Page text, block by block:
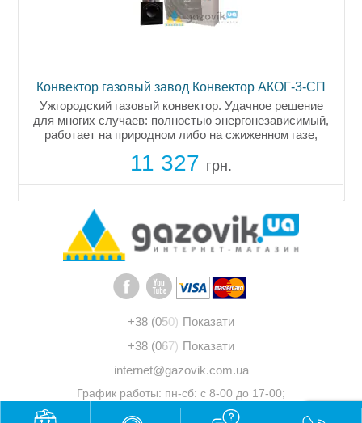
Конвектор газовый завод Конвектор АКОГ-3-СП
Ужгородский газовый конвектор. Удачное решение
для многих случаев: полностью энергонезависимый,
работает на природном либо на сжиженном газе,
отапливаемая до 30м2. Труба для...
11 327 грн.
+38 (050) Показати
+38 (067) Показати
internet@gazovik.com.ua
График работы: пн-сб: с 8-00 до 17-00;
вс: выходной